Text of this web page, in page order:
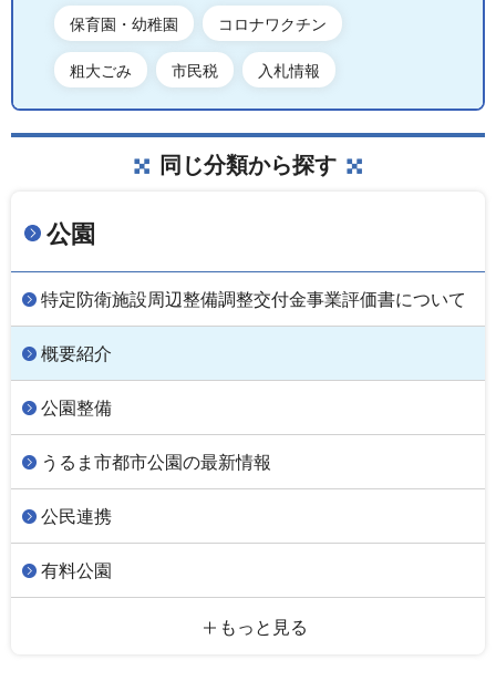
保育園・幼稚園 コロナワクチン
粗大ごみ 市民税 入札情報
同じ分類から探す
公園
特定防衛施設周辺整備調整交付金事業評価書について
概要紹介
公園整備
うるま市都市公園の最新情報
公民連携
有料公園
もっと見る